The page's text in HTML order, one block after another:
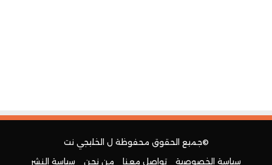
©جميع الحقوق محفوظة ل الخليجي نت
سياسة الخصوصية
تواصل معنا من نحن سياسة النشر